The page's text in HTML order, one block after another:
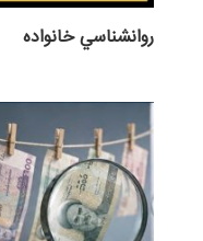
روانشناسي خانواده